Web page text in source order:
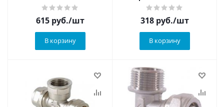
615 руб./шт
В корзину
318 руб./шт
В корзину